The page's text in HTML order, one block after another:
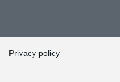
Privacy policy